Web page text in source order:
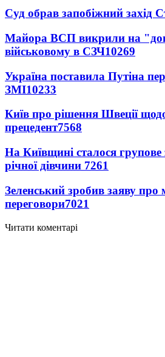
Суд обрав запобіжний захід
Майора ВСП викрили на
військовому в СЗЧ10269
Україна поставила Путіна
ЗМІ10233
Київ про рішення Швеції
прецедент7568
На Київщині сталося групове
річної дівчини 7261
Зеленський зробив заяву про
переговори7021
Читати коментарі